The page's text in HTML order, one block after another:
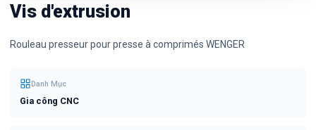
Vis d'extrusion
Rouleau presseur pour presse à comprimés WENGER
Danh Mục
Gia công CNC